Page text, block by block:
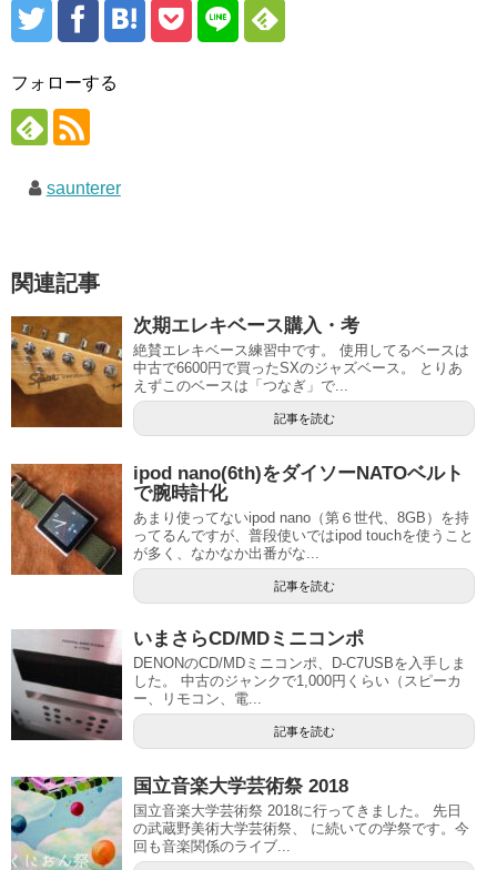
フォローする
saunterer
関連記事
次期エレキベース購入・考
絶賛エレキベース練習中です。 使用してるベースは
中古で6600円で買ったSXのジャズベース。 とりあ
えずこのベースは「つなぎ」で...
記事を読む
ipod nano(6th)をダイソーNATOベルト
で腕時計化
あまり使ってないipod nano（第６世代、8GB）を持
ってるんですが、普段使いではipod touchを使うこと
が多く、なかなか出番がな...
記事を読む
いまさらCD/MDミニコンポ
DENONのCD/MDミニコンポ、D-C7USBを入手しま
した。 中古のジャンクで1,000円くらい（スピーカ
ー、リモコン、電...
記事を読む
国立音楽大学芸術祭 2018
国立音楽大学芸術祭 2018に行ってきました。 先日
の武蔵野美術大学芸術祭、 に続いての学祭です。今
回も音楽関係のライブ...